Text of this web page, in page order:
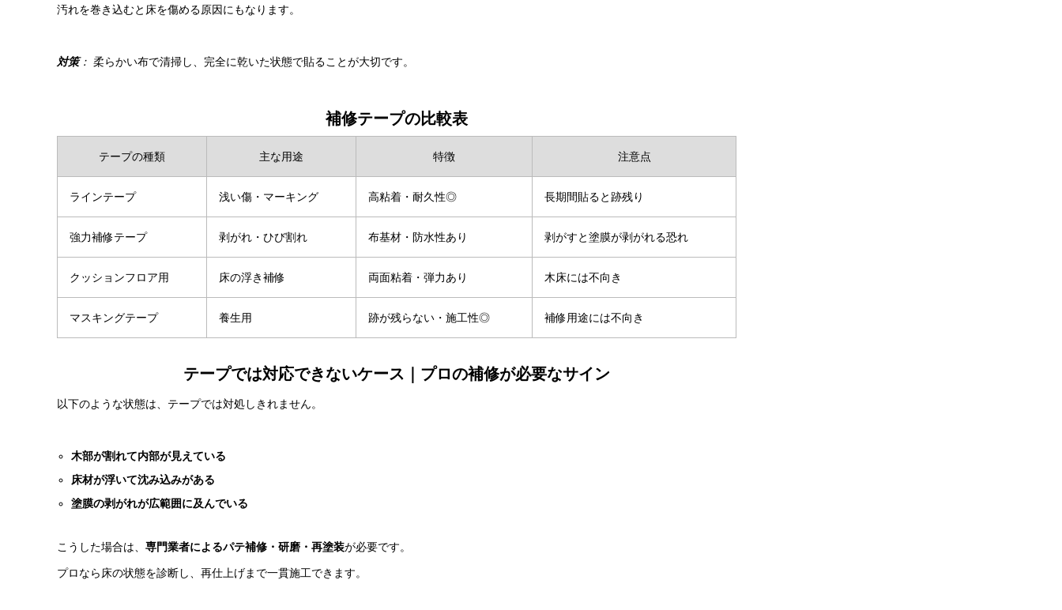
汚れを巻き込むと床を傷める原因にもなります。
対策： 柔らかい布で清掃し、完全に乾いた状態で貼ることが大切です。
補修テープの比較表
テープの種類 主な用途 特徴 注意点
ラインテープ 浅い傷・マーキング 高粘着・耐久性◎ 長期間貼ると跡残り
強力補修テープ 剥がれ・ひび割れ 布基材・防水性あり 剥がすと塗膜が剥がれる恐れ
クッションフロア用 床の浮き補修 両面粘着・弾力あり 木床には不向き
マスキングテープ 養生用 跡が残らない・施工性◎ 補修用途には不向き
テープでは対応できないケース｜プロの補修が必要なサイン
以下のような状態は、テープでは対処しきれません。
木部が割れて内部が見えている
床材が浮いて沈み込みがある
塗膜の剥がれが広範囲に及んでいる
こうした場合は、 専門業者によるパテ補修・研磨・再塗装が必要です。
プロなら床の状態を診断し、再仕上げまで一貫施工できます。